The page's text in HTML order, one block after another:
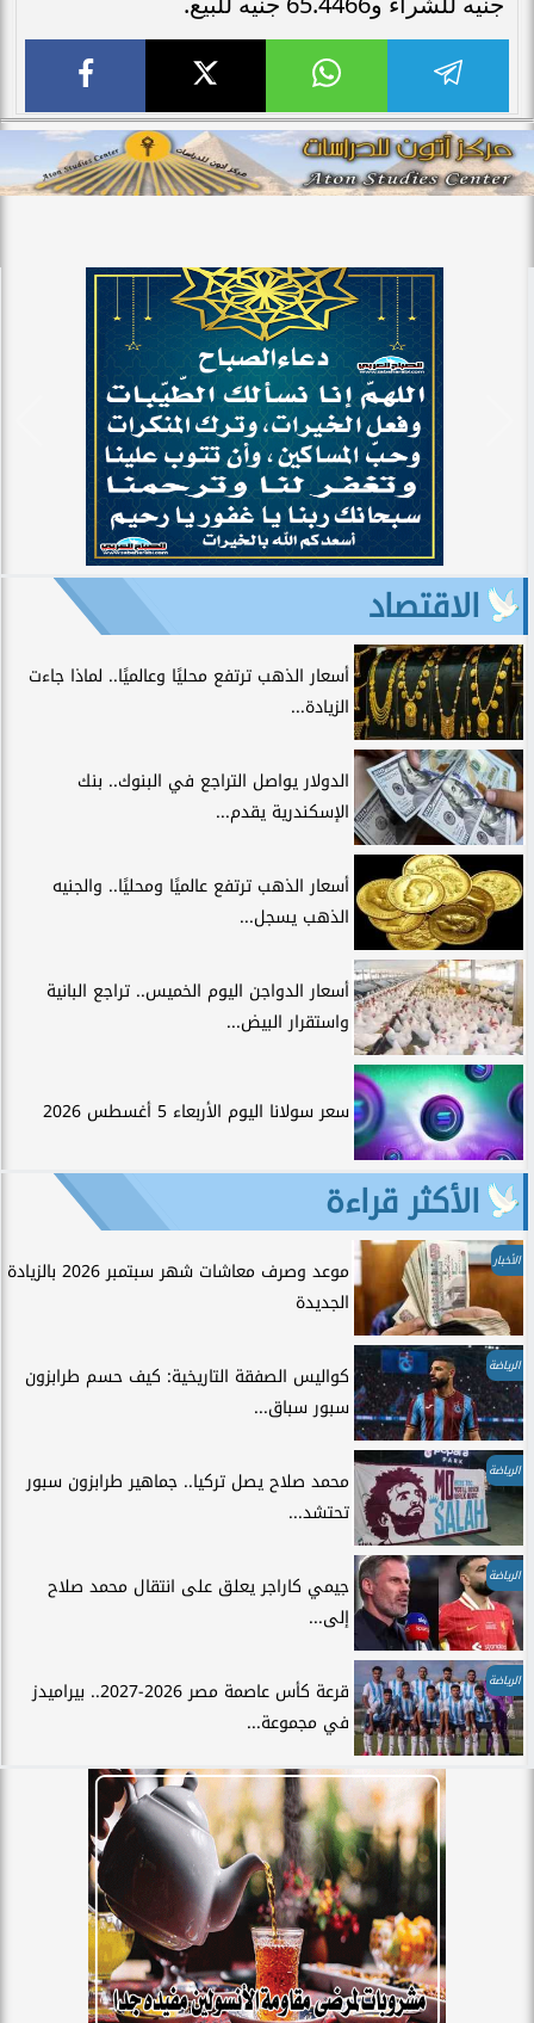
الاقتصاد
أسعار الذهب ترتفع محليًا وعالميًا.. لماذا جاءت
الزيادة...
الدولار يواصل التراجع في البنوك.. بنك
الإسكندرية يقدم...
أسعار الذهب ترتفع عالميًا ومحليًا.. والجنيه
الذهب يسجل...
أسعار الدواجن اليوم الخميس.. تراجع البانية
واستقرار البيض...
سعر سولانا اليوم الأربعاء 5 أغسطس 2026
الأكثر قراءة
الأخبار
موعد وصرف معاشات شهر سبتمبر 2026 بالزيادة
الجديدة
الرياضة
كواليس الصفقة التاريخية: كيف حسم طرابزون
سبور سباق...
الرياضة
محمد صلاح يصل تركيا.. جماهير طرابزون سبور
تحتشد...
الرياضة
جيمي كاراجر يعلق على انتقال محمد صلاح
إلى...
الرياضة
قرعة كأس عاصمة مصر 2026-2027.. بيراميدز
في مجموعة...